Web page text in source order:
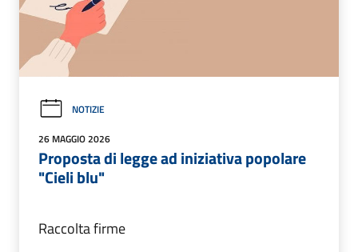
NOTIZIE
26 MAGGIO 2026
Proposta di legge ad iniziativa popolare
"Cieli blu"
Raccolta firme